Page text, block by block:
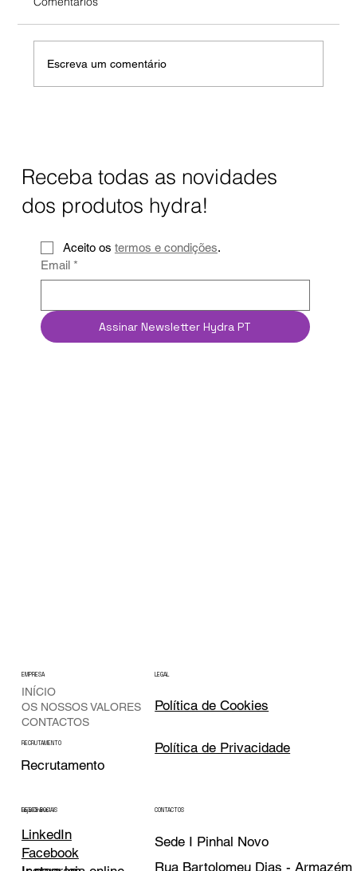
Escreva um comentário
Receba todas as novidades
dos produtos hydra!
Aceito os termos e condições.
Email *
Assinar Newsletter Hydra PT
EMPRESA
INÍCIO
OS NOSSOS VALORES
CONTACTOS
RECRUTAMENTO
Recrutamento
LEGAL
Política de Cookies
Política de Privacidade
REDES SOCIAIS
LinkedIn
Facebook
Loja Online CONTACTOS
Sede I Pinhal Novo
Rua Bartolomeu Dias - Armazém